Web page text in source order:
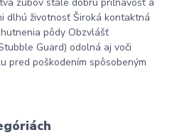
dlhú životnosť Široká kontaktná
pôdy Obzvlášť
Guard) odolná aj voči
pred poškodením spôsobeným